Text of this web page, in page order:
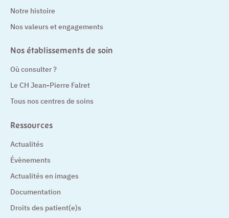
Notre histoire
Nos valeurs et engagements
Nos établissements de soin
Où consulter ?
Le CH Jean-Pierre Falret
Tous nos centres de soins
Ressources
Actualités
Évènements
Actualités en images
Documentation
Droits des patient(e)s